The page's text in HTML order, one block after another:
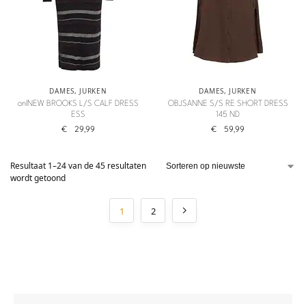
DAMES, JURKEN
onlNEW BROOKS L/S CALF DRESS
ESS
€ 29,99
DAMES, JURKEN
OBJSANNE S/S RE SHORT DRESS
145 ND
€ 59,99
Resultaat 1–24 van de 45 resultaten
wordt getoond
1 2